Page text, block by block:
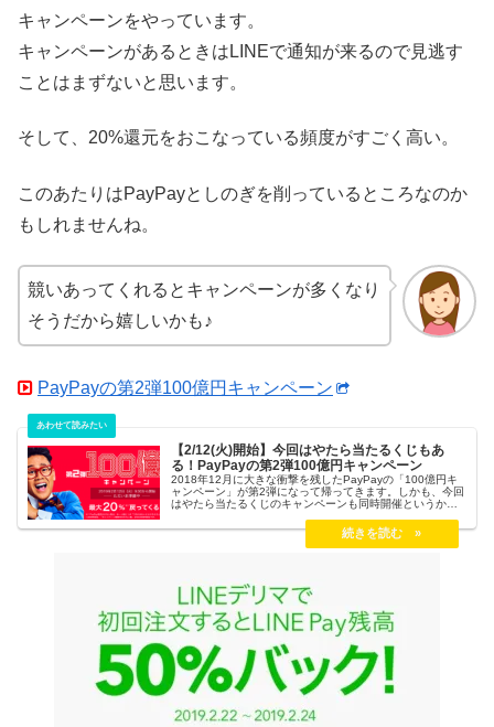
キャンペーンをやっています。
キャンペーンがあるときはLINEで通知が来るので見逃す
ことはまずないと思います。
そして、20%還元をおこなっている頻度がすごく高い。
このあたりはPayPayとしのぎを削っているところなのか
もしれませんね。
競いあってくれるとキャンペーンが多くなり
そうだから嬉しいかも♪
PayPayの第2弾100億円キャンペーン
【2/12(火)開始】今回はやたら当たるくじもあ
る！PayPayの第2弾100億円キャンペーン
2018年12月に大きな衝撃を残したPayPayの「100億円キ
ャンペーン」が第2弾になって帰ってきます。しかも、今回
はやたら当たるくじのキャンペーンも同時開催というから
日(火)開始予定。乗り遅れないためにも今回のキャンペーン